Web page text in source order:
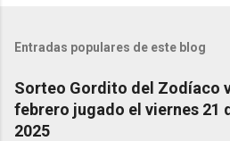
Entradas populares de este blog
Sorteo Gordito del Zodíaco
febrero jugado el viernes 21
2025